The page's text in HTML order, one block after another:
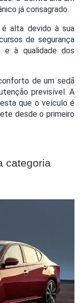
já consagrado.
alta devido à sua
de segurança
e à qualidade dos
de um sedã
previsível. A
que o veículo é
desde o primeiro
categoria